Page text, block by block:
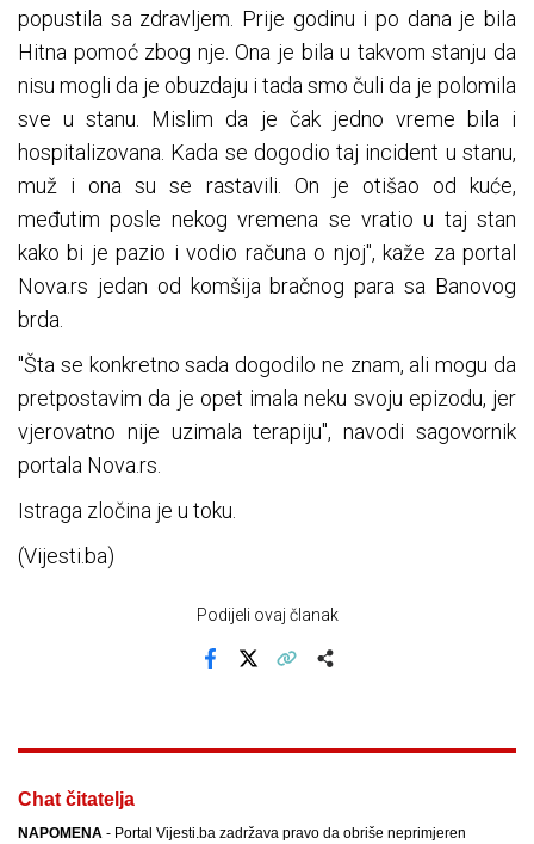
popustila sa zdravljem. Prije godinu i po dana je bila
Hitna pomoć zbog nje. Ona je bila u takvom stanju da
nisu mogli da je obuzdaju i tada smo čuli da je polomila
sve u stanu. Mislim da je čak jedno vreme bila i
hospitalizovana. Kada se dogodio taj incident u stanu,
muž i ona su se rastavili. On je otišao od kuće,
međutim posle nekog vremena se vratio u taj stan
kako bi je pazio i vodio računa o njoj", kaže za portal
Nova.rs jedan od komšija bračnog para sa Banovog
brda.
"Šta se konkretno sada dogodilo ne znam, ali mogu da
pretpostavim da je opet imala neku svoju epizodu, jer
vjerovatno nije uzimala terapiju", navodi sagovornik
portala Nova.rs.
Istraga zločina je u toku.
(Vijesti.ba)
Podijeli ovaj članak
Chat čitatelja
NAPOMENA - Portal Vijesti.ba zadržava pravo da obriše neprimjeren